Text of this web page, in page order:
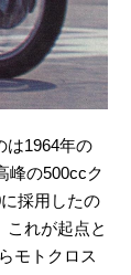
は1964年の
峰の500ccク
採用したの
これが起点と
モトクロス